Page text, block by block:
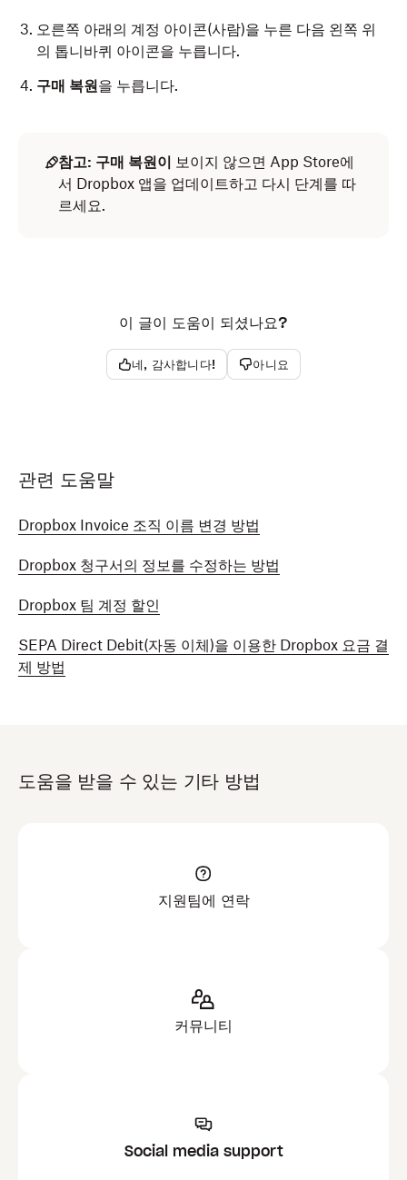
오른쪽 아래의 계정 아이콘(사람)을 누른 다음 왼쪽 위
의 톱니바퀴 아이콘을 누릅니다.
구매 복원을 누릅니다.
참고: 구매 복원이 보이지 않으면 App Store에
서 Dropbox 앱을 업데이트하고 다시 단계를 따
르세요.
이 글이 도움이 되셨나요?
네, 감사합니다! 아니요
관련 도움말
Dropbox Invoice 조직 이름 변경 방법
Dropbox 청구서의 정보를 수정하는 방법
Dropbox 팀 계정 할인
SEPA Direct Debit(자동 이체)을 이용한 Dropbox 요금 결
제 방법
도움을 받을 수 있는 기타 방법
지원팀에 연락
커뮤니티
Social media support